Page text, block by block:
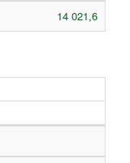
14 021,6